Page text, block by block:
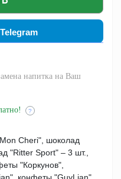
напитка на Ваш
?
Cheri", шоколад
"Ritter Sport" – 3 шт.,
"Коркунов",
конфеты "GuyLian",